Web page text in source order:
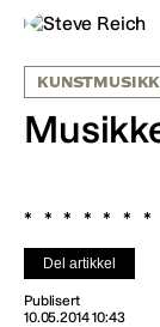
KUNSTMUSIKK
Del artikkel
Publisert
10.05.2014 10:43